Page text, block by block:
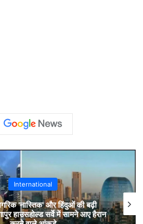
International
'नास्तिक' और हिंदुओं की बढ़ी
हाउसहोल्ड सर्वे में सामने आए हैरान